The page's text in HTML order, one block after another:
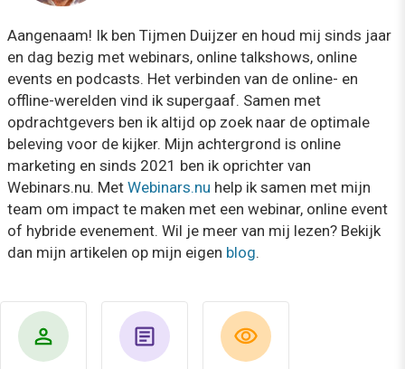
Aangenaam! Ik ben Tijmen Duijzer en houd mij sinds jaar
en dag bezig met webinars, online talkshows, online
events en podcasts. Het verbinden van de online- en
offline-werelden vind ik supergaaf. Samen met
opdrachtgevers ben ik altijd op zoek naar de optimale
beleving voor de kijker. Mijn achtergrond is online
marketing en sinds 2021 ben ik oprichter van
Webinars.nu. Met Webinars.nu help ik samen met mijn
team om impact te maken met een webinar, online event
of hybride evenement. Wil je meer van mij lezen? Bekijk
dan mijn artikelen op mijn eigen blog.